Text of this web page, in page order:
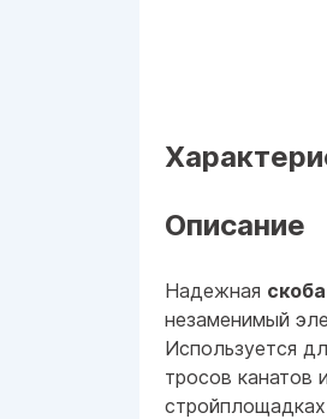
Описание
Надежная
незаменимый
Используется
тросов канатов